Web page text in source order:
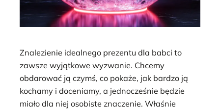
Znalezienie idealnego prezentu dla babci to
zawsze wyjątkowe wyzwanie. Chcemy
obdarować ją czymś, co pokaże, jak bardzo ją
kochamy i doceniamy, a jednocześnie będzie
miało dla niej osobiste znaczenie. Właśnie